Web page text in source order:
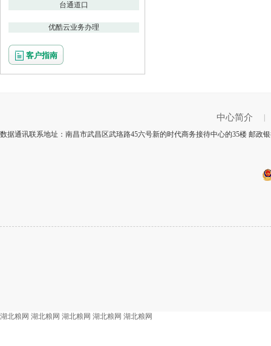
台通道口
优酷云业务办理
客户指南
中心简介
数据通讯联系地址：南昌市武昌区武珞路45六号新的时代商务接待中心的35楼 邮政
湖北粮网 湖北粮网 湖北粮网 湖北粮网 湖北粮网